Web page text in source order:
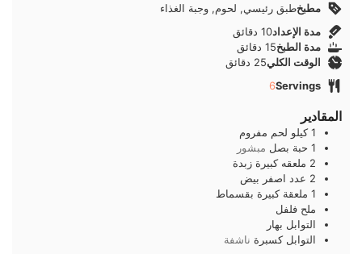
مطبخطبق رئيسي, لحوم, وجبة الغذاء
مدة الإعداد10دقائق
دقائق
مدة الطبخ15دقائق
دقائق
الوقت الكلي25 دقائق
دقائق
Servings
6
المقادير
1 كيلو لحم مفروم
1 حبة بصل مبشور
2 ملعقه كبيرة زبدة
2 عدد اصفر بيض
1 ملعقة كبيرة بقسماط
ملح فلفل
التوابل بهار
التوابلكسبرة ناشفة